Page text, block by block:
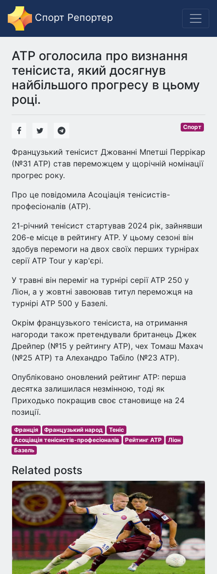
Спорт Репортер
ATP оголосила про визнання
тенісиста, який досягнув
найбільшого прогресу в цьому
році.
Спорт
Французький тенісист Джованні Мпетші Перрікар
(№31 ATP) став переможцем у щорічній номінації
прогрес року.
Про це повідомила Асоціація тенісистів-
професіоналів (ATP).
21-річний тенісист стартував 2024 рік, зайнявши
206-е місце в рейтингу ATP. У цьому сезоні він
здобув перемоги на двох своїх перших турнірах
серії ATP Tour у кар'єрі.
У травні він переміг на турнірі серії ATP 250 у
Ліон, а у жовтні завоював титул переможця на
турнірі ATP 500 у Базелі.
Окрім французького тенісиста, на отримання
нагороди також претендували британець Джек
Дрейпер (№15 у рейтингу ATP), чех Томаш Махач
(№25 ATP) та Алехандро Табіло (№23 ATP).
Опубліковано оновлений рейтинг ATP: перша
десятка залишилася незмінною, тоді як
Приходько покращив своє становище на 24
позиції.
Франція Французький народ
Теніс
Асоціація тенісистів-професіоналів
Рейтинг ATP
Ліон
Базель
Related posts